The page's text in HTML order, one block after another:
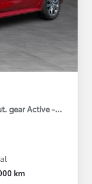
gear Active -
km